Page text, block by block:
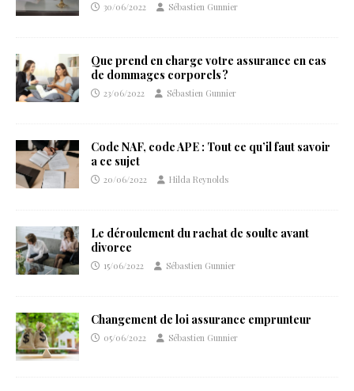
30/06/2022 Sébastien Gunnier
Que prend en charge votre assurance en cas
de dommages corporels ?
23/06/2022 Sébastien Gunnier
Code NAF, code APE : Tout ce qu’il faut savoir
a ce sujet
20/06/2022 Hilda Reynolds
Le déroulement du rachat de soulte avant
divorce
15/06/2022 Sébastien Gunnier
Changement de loi assurance emprunteur
05/06/2022 Sébastien Gunnier